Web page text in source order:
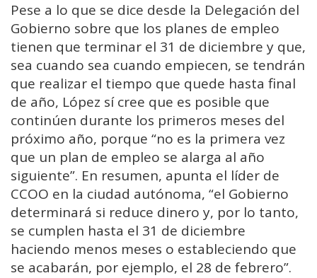
Pese a lo que se dice desde la Delegación del
Gobierno sobre que los planes de empleo
tienen que terminar el 31 de diciembre y que,
sea cuando sea cuando empiecen, se tendrán
que realizar el tiempo que quede hasta final
de año, López sí cree que es posible que
continúen durante los primeros meses del
próximo año, porque “no es la primera vez
que un plan de empleo se alarga al año
siguiente”. En resumen, apunta el líder de
CCOO en la ciudad autónoma, “el Gobierno
determinará si reduce dinero y, por lo tanto,
se cumplen hasta el 31 de diciembre
haciendo menos meses o estableciendo que
se acabarán, por ejemplo, el 28 de febrero”.